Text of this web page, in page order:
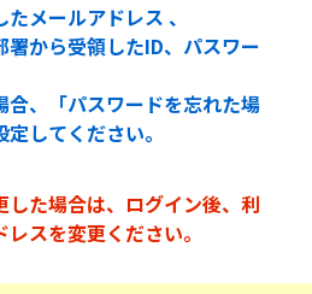
メールアドレス 、
署から受領したID、パスワー
合、「パスワードを忘れた場
してください。
した場合は、ログイン後、利
スを変更ください。